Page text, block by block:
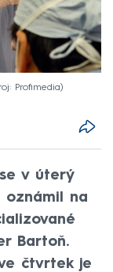
Profimedia
v úterý
oznámil na
Bartoň.
čtvrtek je